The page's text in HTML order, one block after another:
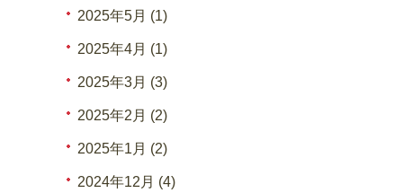
2025年5月 (1)
2025年4月 (1)
2025年3月 (3)
2025年2月 (2)
2025年1月 (2)
2024年12月 (4)